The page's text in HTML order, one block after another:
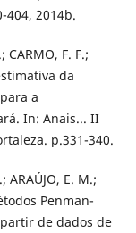
404, 2014b.
CARMO, F. F.;
da
a
In: Anais... II
p.331-340.
ARAÚJO, E. M.;
Penman-
de dados de